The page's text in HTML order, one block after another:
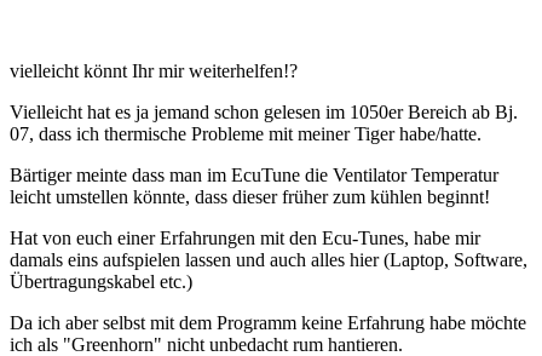
vielleicht könnt Ihr mir weiterhelfen!?
Vielleicht hat es ja jemand schon gelesen im 1050er Bereich ab Bj.
07, dass ich thermische Probleme mit meiner Tiger habe/hatte.
Bärtiger meinte dass man im EcuTune die Ventilator Temperatur
leicht umstellen könnte, dass dieser früher zum kühlen beginnt!
Hat von euch einer Erfahrungen mit den Ecu-Tunes, habe mir
damals eins aufspielen lassen und auch alles hier (Laptop, Software,
Übertragungskabel etc.)
Da ich aber selbst mit dem Programm keine Erfahrung habe möchte
ich als "Greenhorn" nicht unbedacht rum hantieren.